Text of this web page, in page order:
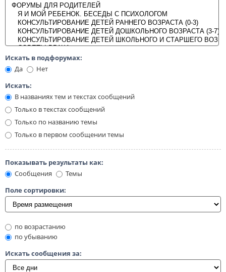
Искать в подфорумах:
Да
Нет
Искать:
В названиях тем и текстах сообщений
Только в текстах сообщений
Только по названию темы
Только в первом сообщении темы
Показывать результаты как:
Сообщения
Темы
Поле сортировки:
по возрастанию
по убыванию
Искать сообщения за: